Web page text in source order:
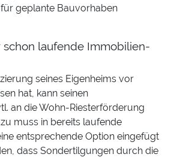
geplante Bauvorhaben
laufende Immobilien-
seines Eigenheims vor
hat, kann seinen
an die Wohn-Riesterförderung
muss in bereits laufende
entsprechende Option eingefügt
dass Sondertilgungen durch die